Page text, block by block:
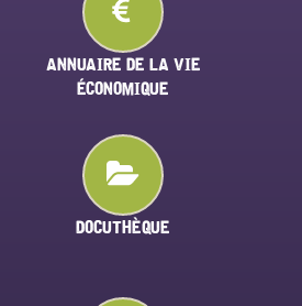
ANNUAIRE DE LA VIE
ÉCONOMIQUE
DOCUTHÈQUE